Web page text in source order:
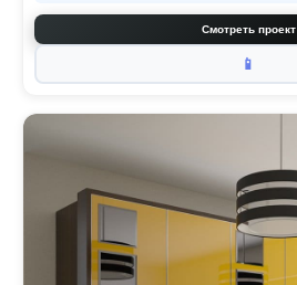
Смотреть проект
📱